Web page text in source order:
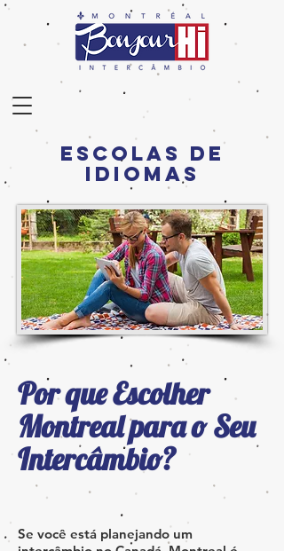
Escolas de
Idiomas
Por que Escolher
Montreal para o Seu
Intercâmbio?
Se você está planejando um